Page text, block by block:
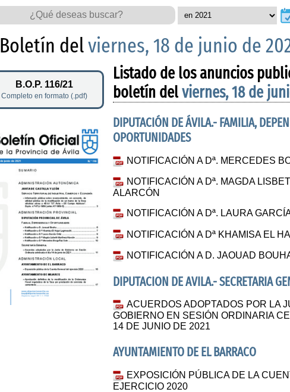
Boletín delviernes, 18 de junio de
B.O.P. 116/21
Completo en formato (.pdf)
Listado de los anuncios
boletín delviernes, 18 de
DIPUTACIÓN DE ÁVILA.- FAMILIA,
OPORTUNIDADES
NOTIFICACIÓN A Dª. MERCEDES
NOTIFICACIÓN A Dª. MAGDA
ALARCÓN
NOTIFICACIÓN A Dª. LAURA
NOTIFICACIÓN A Dª KHAMISA EL
NOTIFICACIÓN A D. JAOUAD
DIPUTACION DE AVILA.- SECRETARIA
ACUERDOS ADOPTADOS POR LA
GOBIERNO EN SESIÓN ORDINARIA
14 DE JUNIO DE 2021
AYUNTAMIENTO DE EL BARRACO
EXPOSICIÓN PÚBLICA DE LA
EJERCICIO 2020